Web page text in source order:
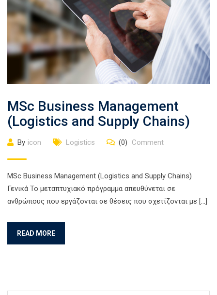
MSc Business Management
(Logistics and Supply Chains)
By icon Logistics (0) Comment
MSc Business Management (Logistics and Supply Chains)
Γενικά Το μεταπτυχιακό πρόγραμμα απευθύνεται σε
ανθρώπους που εργάζονται σε θέσεις που σχετίζονται με […]
READ MORE